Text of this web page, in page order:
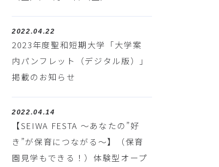
2022.04.22
2023年度聖和短期大学「大学案
内パンフレット（デジタル版）」
掲載のお知らせ
2022.04.14
【SEIWA FESTA ～あなたの”好
き”が保育につながる～】（保育
園見学もできる！）体験型オープ